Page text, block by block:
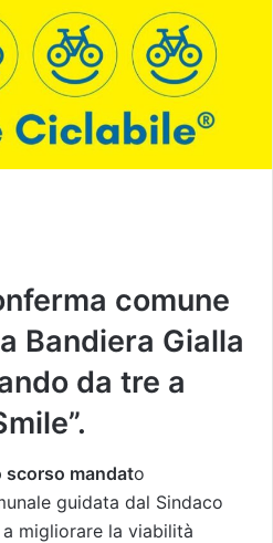
l
comune
Bandiera Gialla
da tre a
scorso mandato
guidata dal Sindaco
migliorare la viabilità